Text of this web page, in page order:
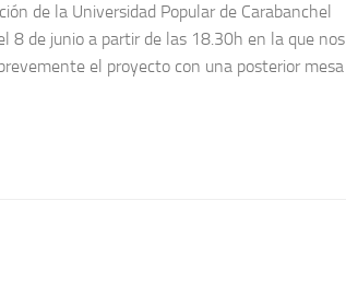
de la Universidad Popular de Carabanchel
8 de junio a partir de las 18.30h en la que nos
el proyecto con una posterior mesa